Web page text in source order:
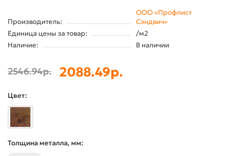
Производитель:
ООО «Профлист
Сэндвич»
Единица цены за товар:
/м2
Наличие:
В наличии
2546.94р. 2088.49р.
Цвет:
Толщина металла, мм: